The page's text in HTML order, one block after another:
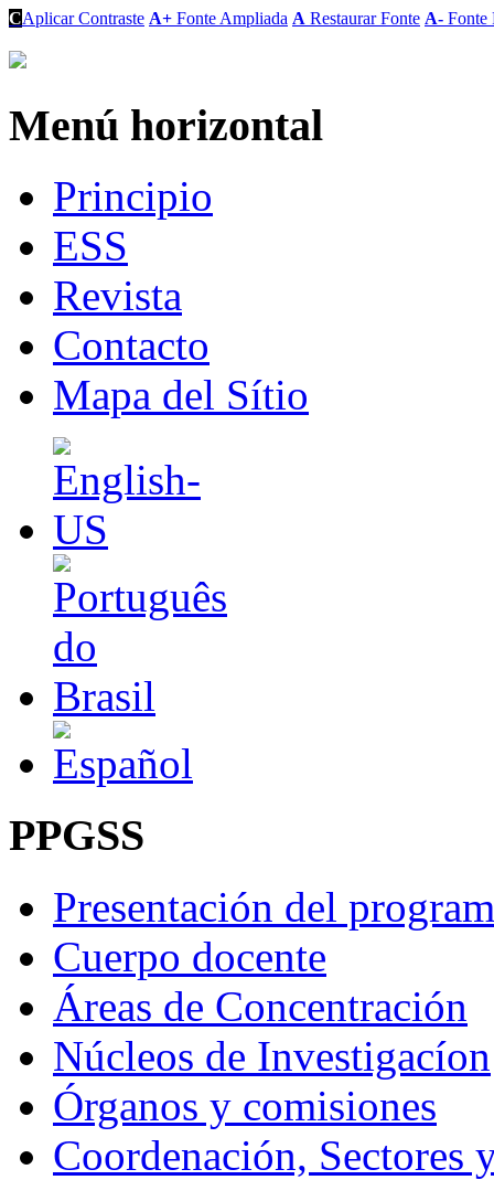
CAplicar Contraste A+ Fonte Ampliada A Restaurar Fonte A- Fonte
Menú horizontal
Principio
ESS
Revista
Contacto
Mapa del Sítio
PPGSS
Presentación del
Cuerpo docente
Áreas de Concentración
Núcleos de Investigacíon
Órganos y comisiones
Coordenación, Sectores